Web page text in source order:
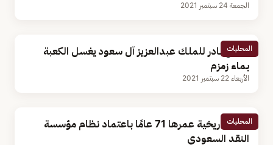
الجمعة 24 سبتمبر 2021
المحليات
مقطع نادر للملك عبدالعزيز آل سعود يغسل الكعبة
بماء زمزم
الأربعاء 22 سبتمبر 2021
المحليات
وثيقة تاريخية عمرها 71 عامًا باعتماد نظام مؤسسة
النقد السعودي